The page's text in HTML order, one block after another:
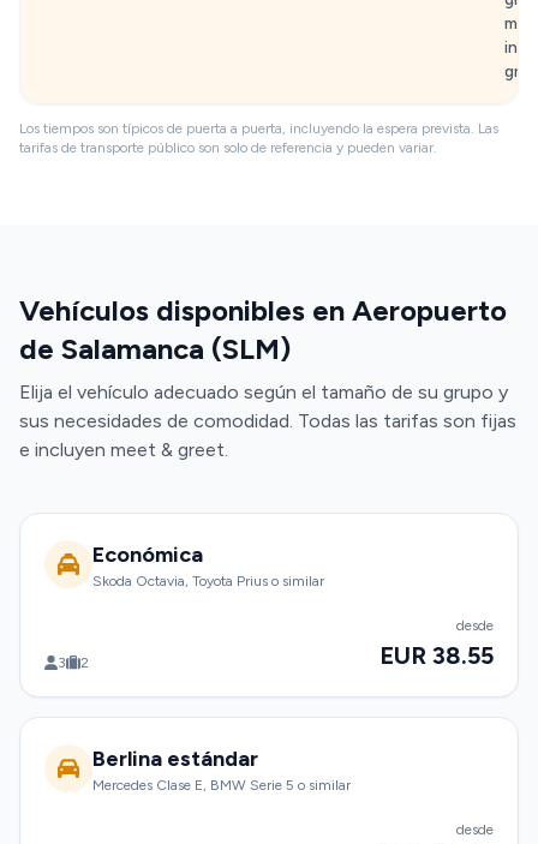
min,
Los tiempos son típicos de puerta a puerta, incluyendo la espera prevista. Las
tarifas de transporte público son solo de referencia y pueden variar.
Vehículos disponibles en Aeropuerto
de Salamanca (SLM)
Elija el vehículo adecuado según el tamaño de su grupo y
sus necesidades de comodidad. Todas las tarifas son fijas
e incluyen meet & greet.
Económica
Skoda Octavia, Toyota Prius o similar
3 2
desde
EUR 38.55
Berlina estándar
Mercedes Clase E, BMW Serie 5 o similar
desde